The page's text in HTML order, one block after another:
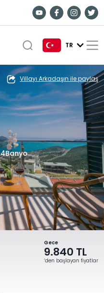
TR
EN
DE
Villayı Arkadaşın ile paylaş
4Banyo
Gece
9.840 TL
‘den başlayan fiyatlar